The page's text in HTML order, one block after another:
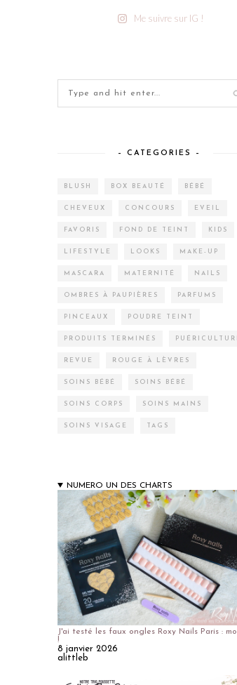
Me suivre sur IG !
– CATEGORIES –
BLUSH BOX BEAUTÉ BÉBÉ
CHEVEUX CONCOURS EVEIL
FAVORIS FOND DE TEINT KIDS
LIFESTYLE LOOKS MAKE-UP
MASCARA MATERNITÉ NAILS
OMBRES À PAUPIÈRES PARFUMS
PINCEAUX POUDRE TEINT
PRODUITS TERMINÉS
REVUE ROUGE À LÈVRES
SOINS BÉBÉ SOINS BÉBÉ
SOINS CORPS SOINS MAINS
SOINS VISAGE TAGS
NUMERO UN DES CHARTS
J'ai testé les faux ongles Roxy Nails Paris :
!
8 janvier 2026
alittleb